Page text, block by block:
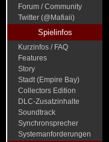
Forum / Community
Twitter (@Mafiaii)
Spielinfos
Kurzinfos / FAQ
Features
Story
Stadt (Empire Bay)
Collectors Edition
DLC-Zusatzinhalte
Soundtrack
Synchronsprecher
Systemanforderungen